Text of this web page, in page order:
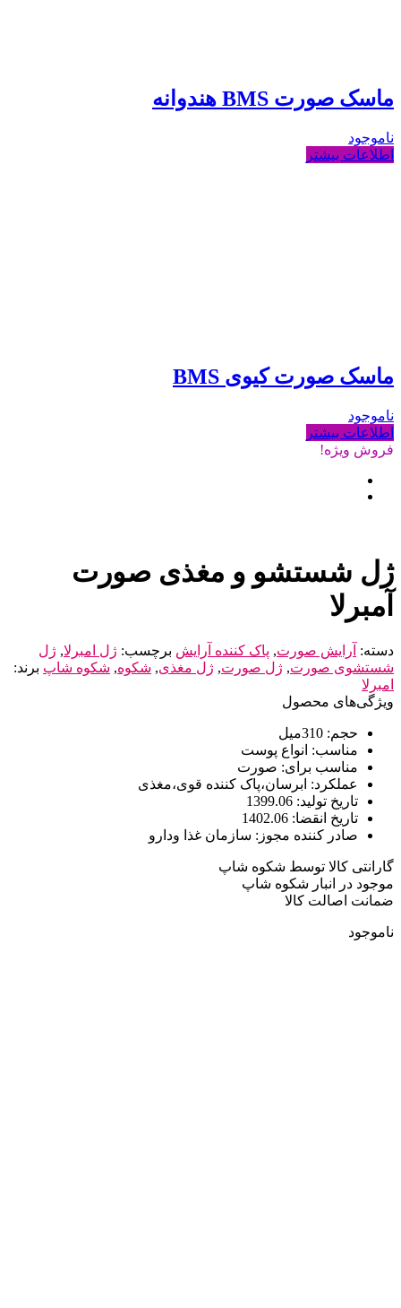
ماسک صورت BMS هندوانه
ناموجود
اطلاعات بیشتر
ماسک صورت کیوی BMS
ناموجود
اطلاعات بیشتر
فروش ویژه!
ژل شستشو و مغذی صورت
آمبرلا
دسته: آرایش صورت, پاک کننده آرایش برچسب: ژل امبرلا, ژل
شستشوی صورت, ژل صورت, ژل مغذی, شکوه, شکوه شاپ برند:
امبرلا
ویژگی‌های محصول
حجم: 310میل
مناسب: انواع پوست
مناسب برای: صورت
عملکرد: ابرسان،پاک کننده قوی،مغذی
تاریخ تولید: 1399.06
تاریخ انقضا: 1402.06
صادر کننده مجوز: سازمان غذا ودارو
گارانتی کالا توسط شکوه شاپ
موجود در انبار شکوه شاپ
ضمانت اصالت کالا
ناموجود